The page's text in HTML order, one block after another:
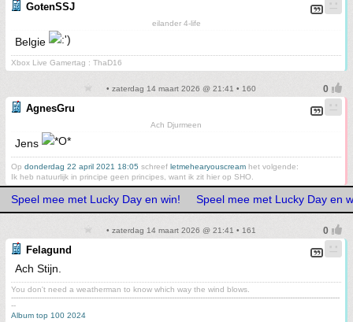
GotenSSJ
eilander 4-life
Belgie
Xbox Live Gamertag : ThaD16
• zaterdag 14 maart 2026 @ 21:41 • 160
AgnesGru
Ach Djurmeen
Jens
Op donderdag 22 april 2021 18:05 schreef letmehearyouscream het volgende:
Ik heb natuurlijk in principe geen principes, want ik zit hier op SHO.
Speel mee met Lucky Day en win! Speel mee met Lucky Day en
• zaterdag 14 maart 2026 @ 21:41 • 161
Felagund
Ach Stijn.
You don't need a weatherman to know which way the wind blows.
-------------------------------------------------------------------------------------------------------------------------------------------
--
Album top 100 2024